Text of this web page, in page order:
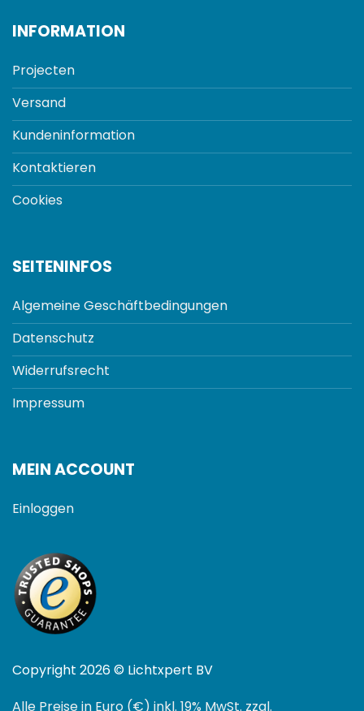
INFORMATION
Projecten
Versand
Kundeninformation
Kontaktieren
Cookies
SEITENINFOS
Algemeine Geschäftbedingungen
Datenschutz
Widerrufsrecht
Impressum
MEIN ACCOUNT
Einloggen
Copyright 2026 © Lichtxpert BV
Alle Preise in Euro (€) inkl. 19% MwSt. zzgl.